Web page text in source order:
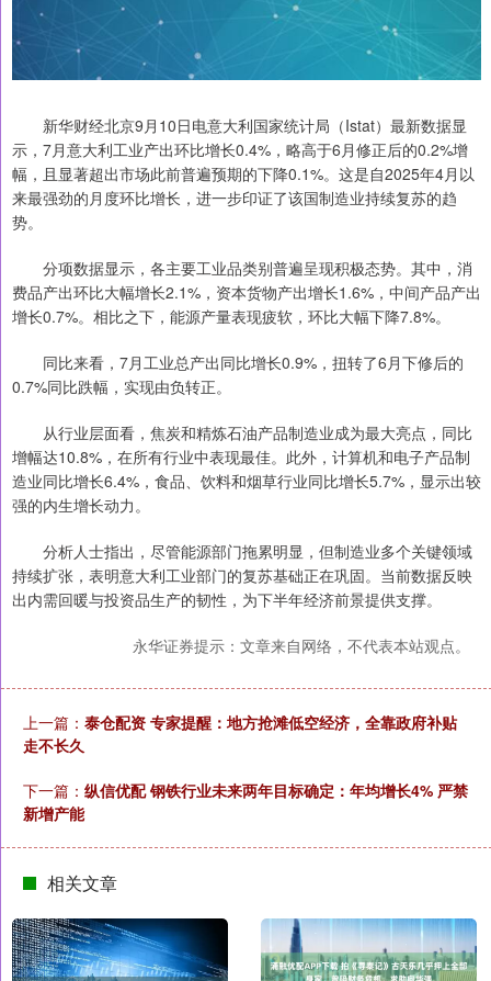
新华财经北京9月10日电意大利国家统计局（Istat）最新数据显
示，7月意大利工业产出环比增长0.4%，略高于6月修正后的0.2%增
幅，且显著超出市场此前普遍预期的下降0.1%。这是自2025年4月以
来最强劲的月度环比增长，进一步印证了该国制造业持续复苏的趋
势。
分项数据显示，各主要工业品类别普遍呈现积极态势。其中，消
费品产出环比大幅增长2.1%，资本货物产出增长1.6%，中间产品产出
增长0.7%。相比之下，能源产量表现疲软，环比大幅下降7.8%。
同比来看，7月工业总产出同比增长0.9%，扭转了6月下修后的
0.7%同比跌幅，实现由负转正。
从行业层面看，焦炭和精炼石油产品制造业成为最大亮点，同比
增幅达10.8%，在所有行业中表现最佳。此外，计算机和电子产品制
造业同比增长6.4%，食品、饮料和烟草行业同比增长5.7%，显示出较
强的内生增长动力。
分析人士指出，尽管能源部门拖累明显，但制造业多个关键领域
持续扩张，表明意大利工业部门的复苏基础正在巩固。当前数据反映
出内需回暖与投资品生产的韧性，为下半年经济前景提供支撑。
永华证券提示：文章来自网络，不代表本站观点。
上一篇： 泰仓配资 专家提醒：地方抢滩低空经济，全靠政府补贴
走不长久
下一篇： 纵信优配 钢铁行业未来两年目标确定：年均增长4% 严禁
新增产能
相关文章